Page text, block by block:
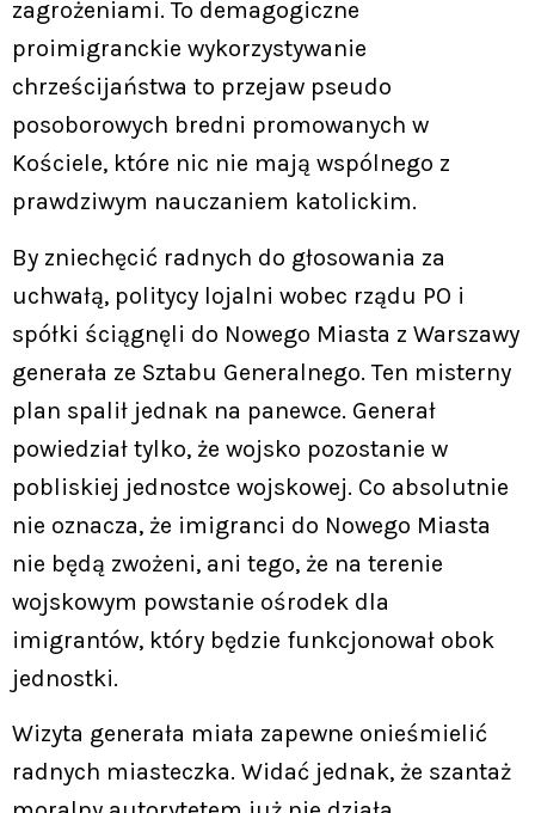
zagrożeniami. To demagogiczne
proimigranckie wykorzystywanie
chrześcijaństwa to przejaw pseudo
posoborowych bredni promowanych w
Kościele, które nic nie mają wspólnego z
prawdziwym nauczaniem katolickim.
By zniechęcić radnych do głosowania za
uchwałą, politycy lojalni wobec rządu PO i
spółki ściągnęli do Nowego Miasta z Warszawy
generała ze Sztabu Generalnego. Ten misterny
plan spalił jednak na panewce. Generał
powiedział tylko, że wojsko pozostanie w
pobliskiej jednostce wojskowej. Co absolutnie
nie oznacza, że imigranci do Nowego Miasta
nie będą zwożeni, ani tego, że na terenie
wojskowym powstanie ośrodek dla
imigrantów, który będzie funkcjonował obok
jednostki.
Wizyta generała miała zapewne onieśmielić
radnych miasteczka. Widać jednak, że szantaż